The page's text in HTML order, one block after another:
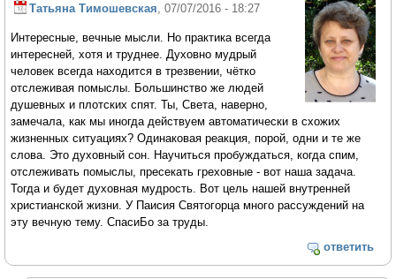
Татьяна Тимошевская , 07/07/2016 - 18:27
Интересные, вечные мысли. Но практика всегда
интересней, хотя и труднее. Духовно мудрый
человек всегда находится в трезвении, чётко
отслеживая помыслы. Большинство же людей
душевных и плотских спят. Ты, Света, наверно,
замечала, как мы иногда действуем автоматически в схожих
жизненных ситуациях? Одинаковая реакция, порой, одни и те же
слова. Это духовный сон. Научиться пробуждаться, когда спим,
отслеживать помыслы, пресекать греховные - вот наша задача.
Тогда и будет духовная мудрость. Вот цель нашей внутренней
христианской жизни. У Паисия Святогорца много рассуждений на
эту вечную тему. СпасиБо за труды.
ответить